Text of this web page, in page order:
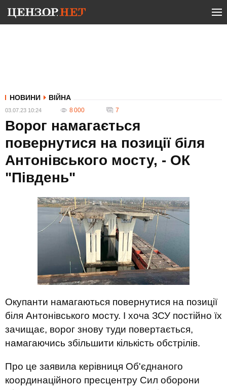
НОВИНИ ВІЙНА
03.07.23 10:24 8 000 7
Ворог намагається
повернутися на позиції біля
Антонівського мосту, - ОК
"Південь"
Окупанти намагаються повернутися на позиції
біля Антонівського мосту. І хоча ЗСУ постійно їх
зачищає, ворог знову туди повертається,
намагаючись збільшити кількість обстрілів.
Про це заявила керівниця Об'єднаного
координаційного пресцентру Сил оборони